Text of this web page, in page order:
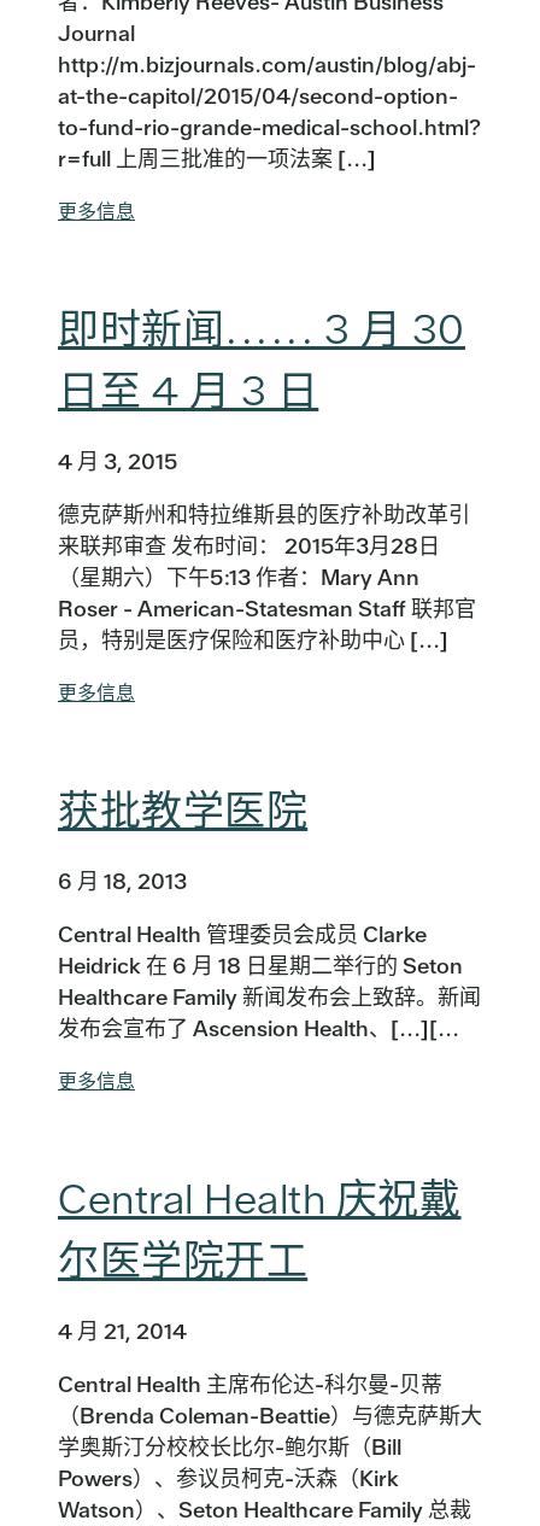
Journal
http://m.bizjournals.com/austin/blog/abj-
at-the-capitol/2015/04/second-option-
to-fund-rio-grande-medical-school.html?
r=full 上周三批准的一项法案 [...]
更多信息
即时新闻...... 3 月 30
日至 4 月 3 日
4 月 3, 2015
德克萨斯州和特拉维斯县的医疗补助改革引
来联邦审查 发布时间： 2015年3月28日
（星期六）下午5:13 作者：Mary Ann
Roser - American-Statesman Staff 联邦官
员，特别是医疗保险和医疗补助中心 [...]
更多信息
获批教学医院
6 月 18, 2013
Central Health 管理委员会成员 Clarke
Heidrick 在 6 月 18 日星期二举行的 Seton
Healthcare Family 新闻发布会上致辞。新闻
发布会宣布了 Ascension Health、[...][...
更多信息
Central Health 庆祝戴
尔医学院开工
4 月 21, 2014
Central Health 主席布伦达-科尔曼-贝蒂
（Brenda Coleman-Beattie）与德克萨斯大
学奥斯汀分校校长比尔-鲍尔斯（Bill
Powers）、参议员柯克-沃森（Kirk
Watson）、Seton Healthcare Family 总裁